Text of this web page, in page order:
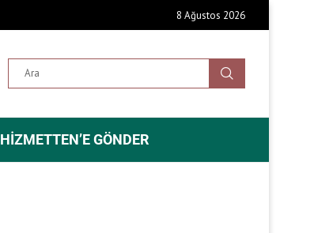
8 Ağustos 2026
HIZMETTEN’E GÖNDER